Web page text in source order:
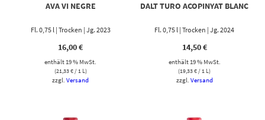
AVA VI NEGRE
Fl. 0,75 l | Trocken | Jg. 2023
16,00€
enthält 19 % MwSt.
(21,33€/ 1 L)
zzgl.Versand
DALT TURO ACOPINYAT BLANC
Fl. 0,75 l | Trocken | Jg. 2024
14,50€
enthält 19 % MwSt.
(19,33€/ 1 L)
zzgl. Versand